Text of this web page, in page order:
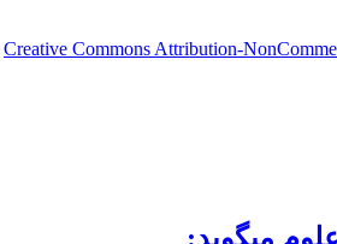
Creative Commons Attribution-